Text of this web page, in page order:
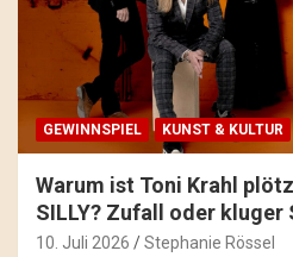
GEWINNSPIEL KUNST & KULTUR
Warum ist Toni Krahl
SILLY? Zufall oder kluger
10. Juli 2026 Stephanie Rössel